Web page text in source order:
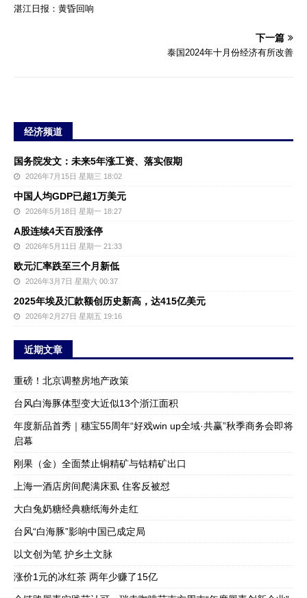
湛江日报：黄昏回响
下一篇
泰国2024年十月份经济有所改善
经济频道
国务院发文：未来5年涨工资、落实假期
2026年7月15日 星期三 18:02
中国人均GDP已超1万美元
2026年5月18日 星期一 18:27
A股连续4天百股涨停
2026年5月11日 星期一 21:33
欧元汇率跌至三个月新低
2026年3月7日 星期六 00:37
2025年埃及汇款额创历史新高，达415亿美元
2026年2月27日 星期五 19:16
近期文章
重磅！北京调整房地产政策
台风白海豚体型变大近似13个浙江面积
年度新品首秀｜穗宝55周年“好戏win up全域·共赢”秋季商务会即将
启幕
刚果（金）全面禁止铜精矿与钴精矿出口
上海一酒店房间爬满床虱 住客反被怼
大白兔奶糖经典糖纸海外走红
台风“白海豚”影响中国已成定局
以文创为笔 护乡土文脉
涨价1元的冰红茶 两年少赚了15亿